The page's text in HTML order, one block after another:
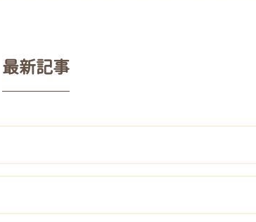
最新記事